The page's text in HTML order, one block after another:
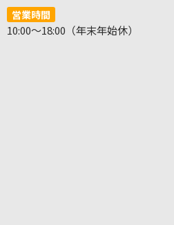
営業時間
10:00～18:00（年末年始休）